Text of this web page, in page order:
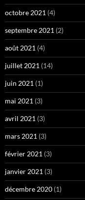
octobre 2021 (4)
septembre 2021 (2)
août 2021 (4)
juillet 2021 (14)
juin 2021 (1)
mai 2021 (3)
avril 2021 (3)
mars 2021 (3)
février 2021 (3)
janvier 2021 (3)
décembre 2020 (1)